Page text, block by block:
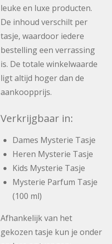
leuke en luxe producten.
De inhoud verschilt per
tasje, waardoor iedere
bestelling een verrassing
is. De totale winkelwaarde
ligt altijd hoger dan de
aankoopprijs.
Verkrijgbaar in:
Dames Mysterie Tasje
Heren Mysterie Tasje
Kids Mysterie Tasje
Mysterie Parfum Tasje
(100 ml)
Afhankelijk van het
gekozen tasje kun je onder